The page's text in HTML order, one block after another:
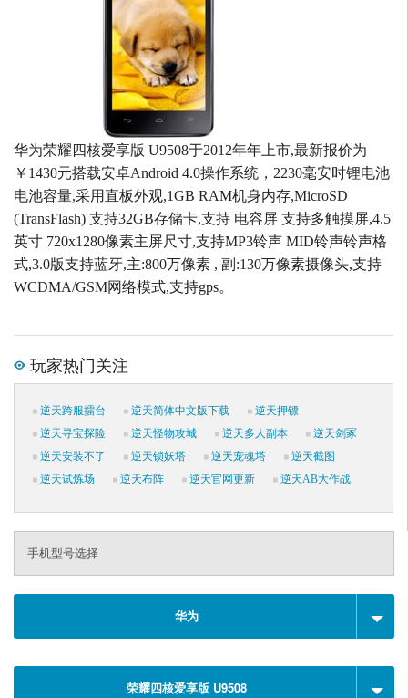
华为荣耀四核爱享版 U9508于2012年年上市,最新报价为
￥1430元搭载安卓Android 4.0操作系统，2230毫安时锂电池
电池容量,采用直板外观,1GB RAM机身内存,MicroSD
(TransFlash) 支持32GB存储卡,支持 电容屏 支持多触摸屏,4.5
英寸 720x1280像素主屏尺寸,支持MP3铃声 MID铃声铃声格
式,3.0版支持蓝牙,主:800万像素 , 副:130万像素摄像头,支持
WCDMA/GSM网络模式,支持gps。
玩家热门关注
逆天跨服擂台 逆天简体中文版下载
逆天押镖
逆天寻宝探险
逆天怪物攻城 逆天多人副本
逆天剑冢
逆天安装不了
逆天锁妖塔 逆天宠魂塔
逆天截图
逆天试炼场
逆天布阵 逆天官网更新 逆天AB大作战
手机型号选择
华为
荣耀四核爱享版 U9508